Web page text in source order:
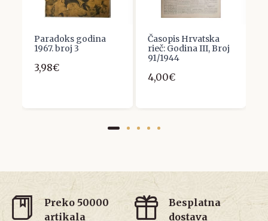
Paradoks godina
1967. broj 3
3,98€
Časopis Hrvatska
rieč: Godina III, Broj
91/1944
4,00€
Preko 50000
artikala
Besplatna
dostava